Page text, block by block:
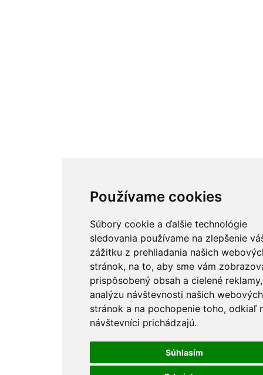
Používame cookies
Súbory cookie a ďalšie technológie
sledovania používame na zlepšenie
zážitku z prehliadania našich
stránok, na to, aby sme vám
prispôsobený obsah a cielené
analýzu návštevnosti našich webových
stránok a na pochopenie toho, odkiaľ
návštevníci prichádzajú.
Súhlasím